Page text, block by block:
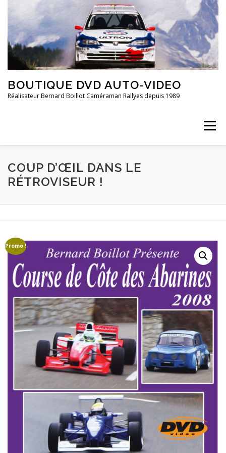
contenu
BOUTIQUE DVD AUTO-VIDEO
Réalisateur Bernard Boillot Caméraman Rallyes depuis 1989
Menu
QUI SOMMES-NOUS? CHAMPIONNAT DE FRANCE
GROUPE B GROUPE A GROUPE F
AUTO-STOP MAGAZINE CAMÉRAS EMBARQUÉE
COURSES DE CÔTES CRASHS
DRIVERS LÉGENDS EN RÉGION ETRANGER
FINALES MARQUES MONDIAL VINTAGE
CAMÉRAS EMBARQUÉES
COUP D’ŒIL DANS LE
RÉTROVISEUR !
Promo !